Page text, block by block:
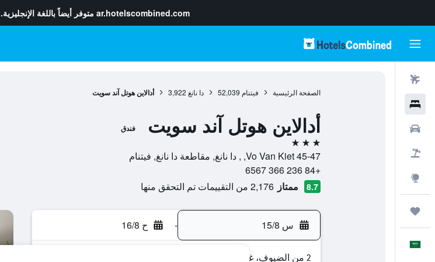
ar.hotelscombined.com متوفر أيضاً باللغة الإنجليزية.
الصفحة الرئيسية فيتنام 52,039 دا نانغ 3,922 أدالاين هوتل آند سويت
أدالاين هوتل آند سويت فندق
3 نجوم
45-47 Vo Van Kiet, , دا نانغ, مقاطعة دا نانغ, فيتنام
+84 236 366 6567
8.7 ممتاز 2,176 من التقييمات تم التحقق منها
س 15/8 - ح 16/8
2 من الضيوف، غرفة واحدة